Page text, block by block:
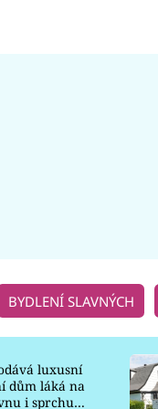
BYDLENÍ SLAVNÝCH
luxusní
dům láká na
i sprchu